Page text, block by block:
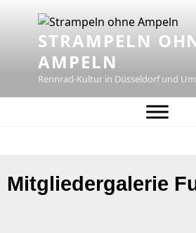
STRAMPELN
AMPELN
Rennrad-Kultur in Düsseldorf und
Mitgliedergalerie